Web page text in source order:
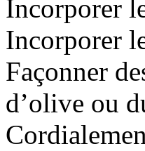
Incorporer
Incorporer
Façonner
d’olive ou